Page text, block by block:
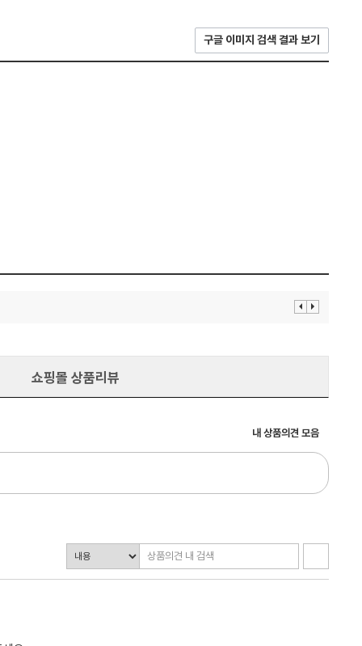
구글 이미지 검색 결과 보기
이 다
쇼핑몰 상품리뷰
내 상품의견 모음